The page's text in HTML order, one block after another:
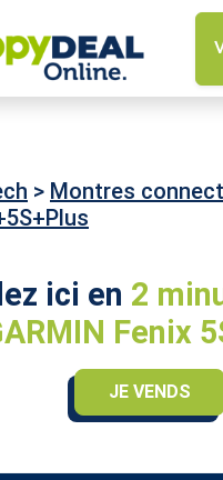
> Montres
ici en 2
Fenix
JE VENDS